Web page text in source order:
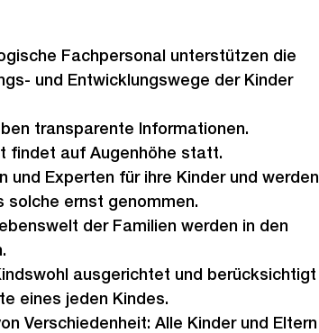
Fachpersonal unterstützen die
und Entwicklungswege der Kinder
transparente Informationen.
findet auf Augenhöhe statt.
und Experten für ihre Kinder und werden
solche ernst genommen.
der Familien werden in den
ausgerichtet und berücksichtigt
eines jeden Kindes.
Verschiedenheit: Alle Kinder und Eltern